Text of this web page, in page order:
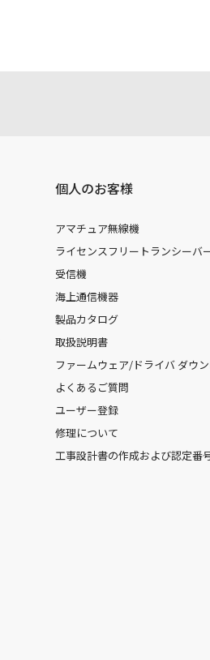
個人のお客様
アマチュア無線機
ライセンスフリートランシーバ
受信機
海上通信機器
製品カタログ
取扱説明書
ファームウェア/ドライバ ダウ
よくあるご質問
ユーザー登録
修理について
工事設計書の作成および認定番